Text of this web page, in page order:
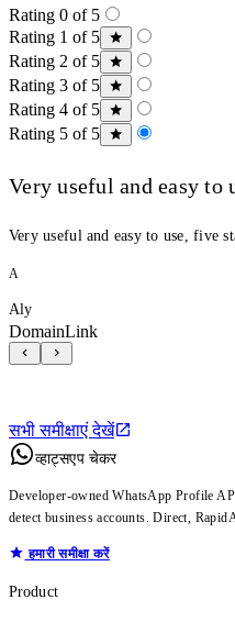
Rating 0 of 5
Rating 1 of 5
Rating 2 of 5
Rating 3 of 5
Rating 4 of 5
Rating 5 of 5
Very useful and easy to
Very useful and easy to use, five
A
Aly
DomainLink
सभी समीक्षाएं देखें
व्हाट्सएप चेकर
Developer-owned WhatsApp Profile
detect business accounts. Direct,
हमारी समीक्षा करें
Product